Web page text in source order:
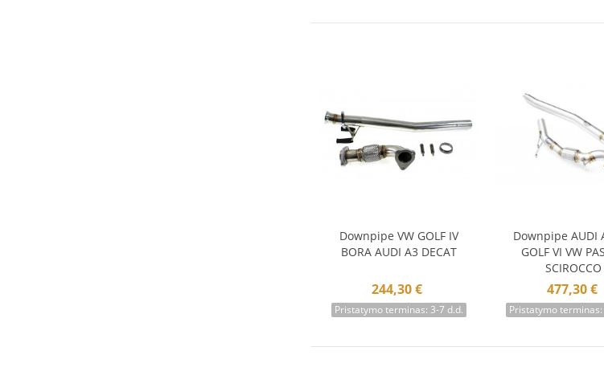
Į krepšelį
Downpipe VW GOLF IV
BORA AUDI A3 DECAT
244,30 €
Pristatymo terminas: 3-7 d.d.
Į krepšelį
Downpipe AUDI
GOLF VI VW
SCIROCCO
477,30 €
Pristatymo terminas: